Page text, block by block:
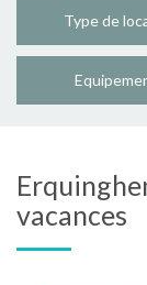
Type de
vacances